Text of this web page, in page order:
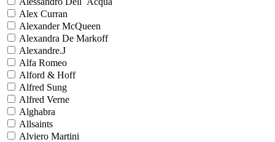
Alex Curran
Alexander McQueen
Alexandra De Markoff
Alexandre.J
Alfa Romeo
Alford & Hoff
Alfred Sung
Alfred Verne
Alghabra
Allsaints
Alviero Martini